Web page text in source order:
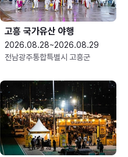
고흥 국가유산 야행
2026.08.28~2026.08.29
전남광주통합특별시 고흥군